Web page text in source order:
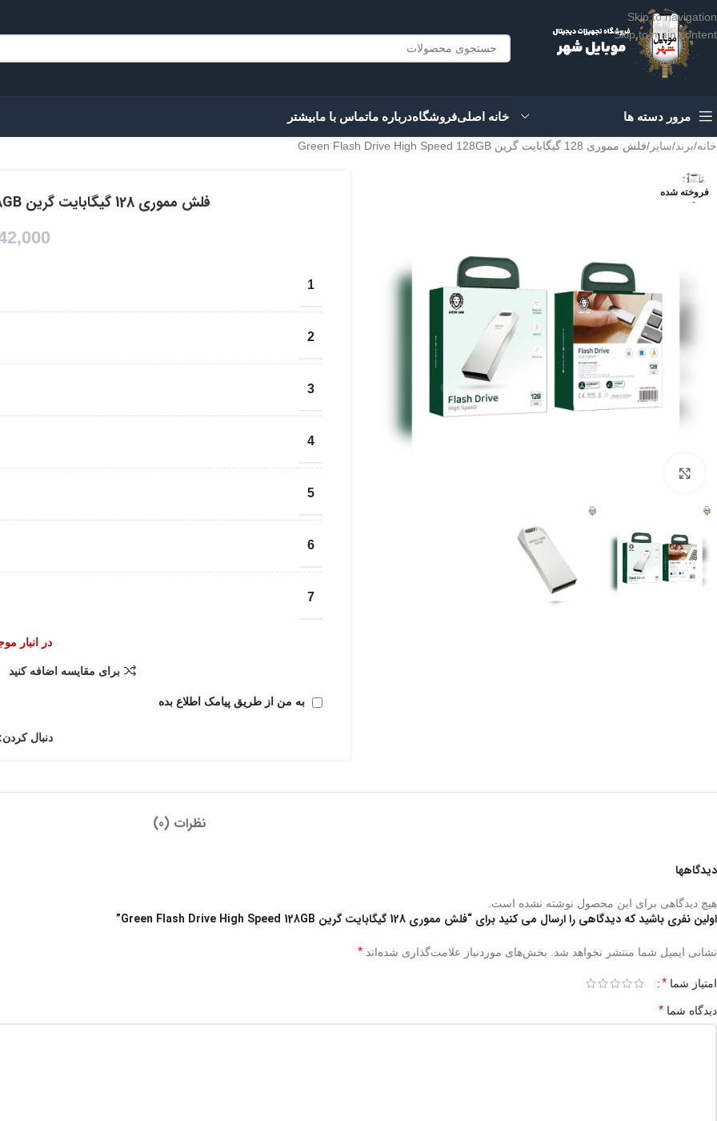
Skip to navigation
Skip to main content
مرور دسته ها خانه اصلیفروشگاهدرباره ماتماس با مابیشتر
خانه برند سایر فلش مموری 128 گیگابایت گرین Green Flash Drive High Speed 128GB
فروخته شده فلش مموری 128 گیگابایت گرین Green Flash Drive High Speed 128GB
1
2
3
4
5
6
7
در انبار
برای مقایسه اضافه کنید
به من از طریق پیامک اطلاع بده
دنبال کردن:
نظرات (0)
دیدگاهها
هیچ دیدگاهی برای این محصول نوشته نشده است.
اولین نفری باشید که دیدگاهی را ارسال می کنید برای “فلش مموری 128 گیگابایت گرین Green Flash Drive High Speed 128GB”
نشانی ایمیل شما منتشر نخواهد شد. بخش‌های موردنیاز علامت‌گذاری شده‌اند *
امتیاز شما *
دیدگاه شما *